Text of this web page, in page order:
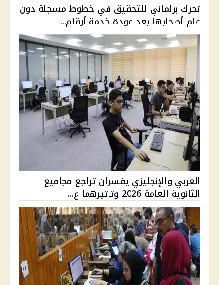
تحرك برلماني للتحقيق في خطوط مسجلة دون
علم أصحابها بعد عودة خدمة أرقام...
العربي والإنجليزي يفسران تراجع مجاميع
الثانوية العامة 2026 وتأثيرهما ع...